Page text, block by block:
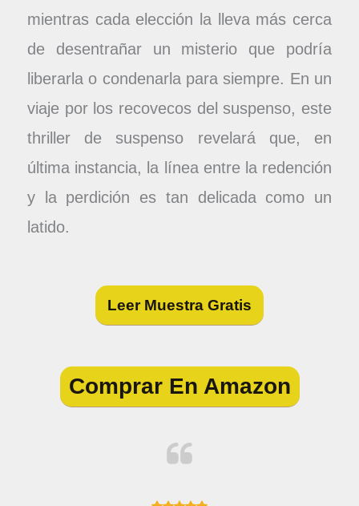
mientras cada elección la lleva más cerca
de desentrañar un misterio que podría
liberarla o condenarla para siempre. En un
viaje por los recovecos del suspenso, este
thriller de suspenso revelará que, en
última instancia, la línea entre la redención
y la perdición es tan delicada como un
latido.
Leer Muestra Gratis
Comprar En Amazon